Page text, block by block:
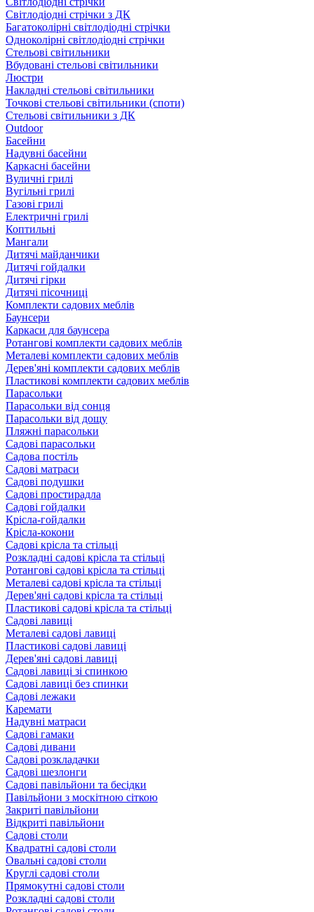
Світлодіодні стрічки з ДК
Багатоколірні світлодіодні стрічки
Одноколірні світлодіодні стрічки
Стельові світильники
Вбудовані стельові світильники
Люстри
Накладні стельові світильники
Точкові стельові світильники (споти)
Стельові світильники з ДК
Outdoor
Басейни
Надувні басейни
Каркасні басейни
Вуличні грилі
Вугільні грилі
Газові грилі
Електричні грилі
Коптильні
Мангали
Дитячі майданчики
Дитячі гойдалки
Дитячі гірки
Дитячі пісочниці
Комплекти садових меблів
Баунсери
Каркаси для баунсера
Ротангові комплекти садових меблів
Металеві комплекти садових меблів
Дерев'яні комплекти садових меблів
Пластикові комплекти садових меблів
Парасольки
Парасольки від сонця
Парасольки від дощу
Пляжні парасольки
Садові парасольки
Садова постіль
Садові матраси
Садові подушки
Садові простирадла
Садові гойдалки
Крісла-гойдалки
Крісла-кокони
Садові крісла та стільці
Розкладні садові крісла та стільці
Ротангові садові крісла та стільці
Металеві садові крісла та стільці
Дерев'яні садові крісла та стільці
Пластикові садові крісла та стільці
Садові лавиці
Металеві садові лавиці
Пластикові садові лавиці
Дерев'яні садові лавиці
Садові лавиці зі спинкою
Садові лавиці без спинки
Садові лежаки
Каремати
Надувні матраси
Садові гамаки
Садові дивани
Садові розкладачки
Садові шезлонги
Садові павільйони та бесідки
Павільйони з москітною сіткою
Закриті павільйони
Відкриті павільйони
Садові столи
Квадратні садові столи
Овальні садові столи
Круглі садові столи
Прямокутні садові столи
Розкладні садові столи